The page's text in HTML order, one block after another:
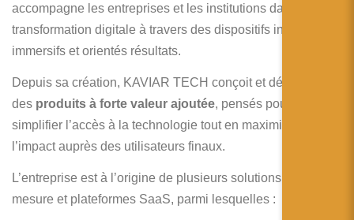
accompagne les entreprises et les institutions dans leur
transformation digitale à travers des dispositifs innovants,
immersifs et orientés résultats.
Depuis sa création, KAVIAR TECH conçoit et déploie
des produits à forte valeur ajoutée, pensés pour
simplifier l’accès à la technologie tout en maximisant
l’impact auprès des utilisateurs finaux.
L’entreprise est à l’origine de plusieurs solutions sur-
mesure et plateformes SaaS, parmi lesquelles :